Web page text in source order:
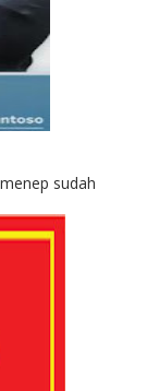
sudah